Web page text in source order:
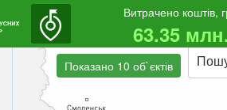
Витрачено коштів,
63.35
Показано 10 об`єктів